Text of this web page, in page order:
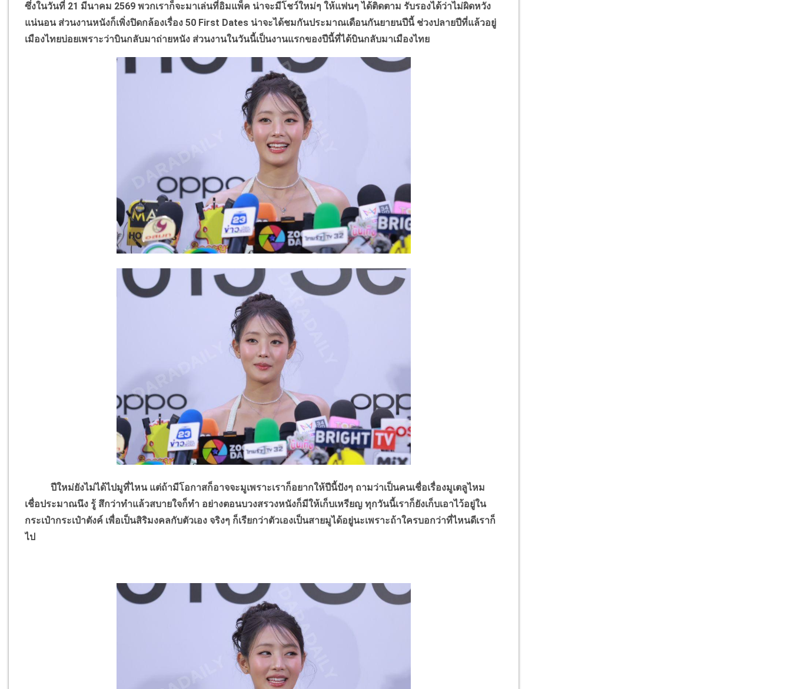
ซึ่งในวันที่ 21 มีนาคม 2569พวกเราก็จะมาเล่นที่อิมแพ็ค น่าจะมีโชว์ใหม่ๆ ให้แฟนๆ ได้ติดตาม รับรองได้ว่าไม่ผิดหวัง
แน่นอน ส่วนงานหนังก็เพิ่งปิดกล้องเรื่อง50 First Dates น่าจะได้ชมกันประมาณเดือนกันยายนปีนี้ ช่วงปลายปีที่แล้วอยู่
เมืองไทยบ่อยเพราะว่าบินกลับมาถ่ายหนัง ส่วนงานในวันนี้เป็นงานแรกของปีนี้ที่ได้บินกลับมาเมืองไทย
ปีใหม่ยังไม่ได้ไปมูที่ไหน แต่ถ้ามีโอกาสก็อาจจะมูเพราะเราก็อยากให้ปีนี้ปังๆ ถามว่าเป็นคนเชื่อเรื่องมูเตลูไหม
เชื่อประมาณนึง รู้ สึกว่าทำแล้วสบายใจก็ทำ อย่างตอนบวงสรวงหนังก็มีให้เก็บเหรียญ ทุกวันนี้เราก็ยังเก็บเอาไว้อยู่ใน
กระเป๋ากระเป๋าตังค์ เพื่อเป็นสิริมงคลกับตัวเอง จริงๆ ก็เรียกว่าตัวเองเป็นสายมูได้อยู่นะเพราะถ้าใครบอกว่าที่ไหนดีเราก็
ไป